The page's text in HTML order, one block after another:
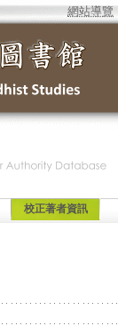
網站導覽
校正著者資訊